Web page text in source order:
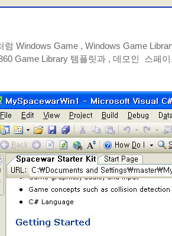
럼 Windows Game , Windows Game
Game Library 템플릿과 , 데모인 스페